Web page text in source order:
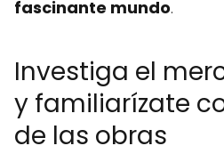
fascinante mundo.
Investiga el
y familiarízate
de las obras